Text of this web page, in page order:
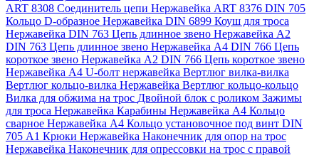
ART 8308 Соединитель цепи Нержавейка ART 8376 DIN 705
Кольцо D-образное Нержавейка DIN 6899 Коуш для троса
Нержавейка DIN 763 Цепь длинное звено Нержавейка A2
DIN 763 Цепь длинное звено Нержавейка A4 DIN 766 Цепь
короткое звено Нержавейка A2 DIN 766 Цепь короткое звено
Нержавейка А4 U-болт нержавейка Вертлюг вилка-вилка
Вертлюг кольцо-вилка Нержавейка Вертлюг кольцо-кольцо
Вилка для обжима на трос Двойной блок с роликом Зажимы
для троса Нержавейка Карабины Нержавейка А4 Кольцо
сварное Нержавейка A4 Кольцо установочное под винт DIN
705 А1 Крюки Нержавейка Наконечник для опор на трос
Нержавейка Наконечник для опрессовки на трос с правой